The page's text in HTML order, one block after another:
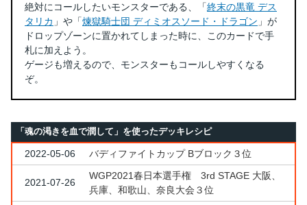
絶対にコールしたいモンスターである、「終末の黒竜 デス
タリカ 」や「煉獄騎士団 ディミオスソード・ドラゴン 」が
ドロップゾーンに置かれてしまった時に、このカードで手
札に加えよう。
ゲージも増えるので、モンスターもコールしやすくなる
ぞ。
「魂の渇きを血で潤して」を使ったデッキレシピ
2022-05-06 バディファイトカップ Bブロック３位
2021-07-26
WGP2021春日本選手権 3rd STAGE 大阪、
兵庫、和歌山、奈良大会３位